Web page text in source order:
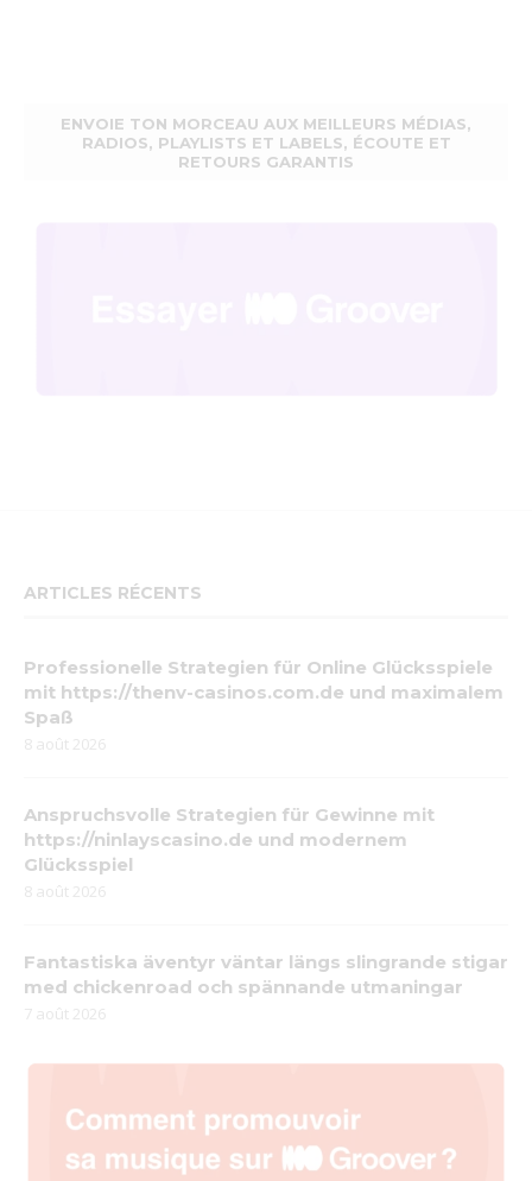
ENVOIE TON MORCEAU AUX MEILLEURS MÉDIAS,
RADIOS, PLAYLISTS ET LABELS, ÉCOUTE ET
RETOURS GARANTIS
ARTICLES RÉCENTS
Professionelle Strategien für Online Glücksspiele
mit https://thenv-casinos.com.de und maximalem
Spaß
8 août 2026
Anspruchsvolle Strategien für Gewinne mit
https://ninlayscasino.de und modernem
Glücksspiel
8 août 2026
Fantastiska äventyr väntar längs slingrande stigar
med chickenroad och spännande utmaningar
7 août 2026